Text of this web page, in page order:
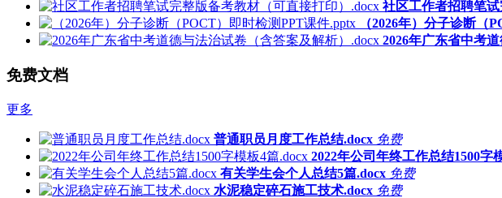
社区工作者招聘笔
（2026年）分子诊断（
2026年广东省中考
免费文档
更多
普通职员月度工作总结.docx 免费
2022年公司年终工作总结1500字
有关学生会个人总结5篇.docx 免费
水泥稳定碎石施工技术.docx 免费